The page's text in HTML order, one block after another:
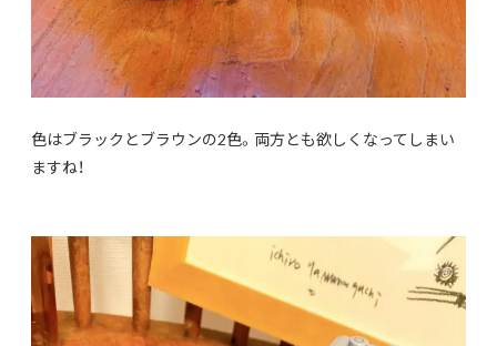
色はブラックとブラウンの2色。両方とも欲しくなってしまい
ますね！